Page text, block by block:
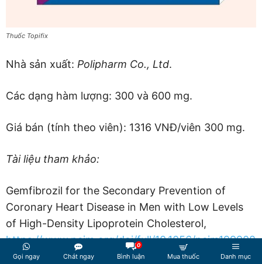
Thuốc Topifix
Nhà sản xuất: Polipharm Co., Ltd.
Các dạng hàm lượng: 300 và 600 mg.
Giá bán (tính theo viên): 1316 VNĐ/viên 300 mg.
Tài liệu tham khảo:
Gemfibrozil for the Secondary Prevention of
Coronary Heart Disease in Men with Low Levels
of High-Density Lipoprotein Cholesterol,
https://www.nejm.org/doi/full/10.1056/nejm199908
053410604
Gọi ngay Chát ngay
0
Bình luận Mua thuốc Danh mục